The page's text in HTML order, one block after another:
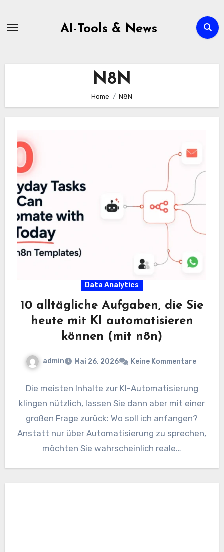
AI-Tools & News
N8N
Home N8N
Data Analytics
10 alltägliche Aufgaben, die Sie
heute mit KI automatisieren
können (mit n8n)
admin Mai 26, 2026 Keine Kommentare
Die meisten Inhalte zur KI-Automatisierung
klingen nützlich, lassen Sie dann aber mit einer
großen Frage zurück: Wo soll ich anfangen?
Anstatt nur über Automatisierung zu sprechen,
möchten Sie wahrscheinlich reale…